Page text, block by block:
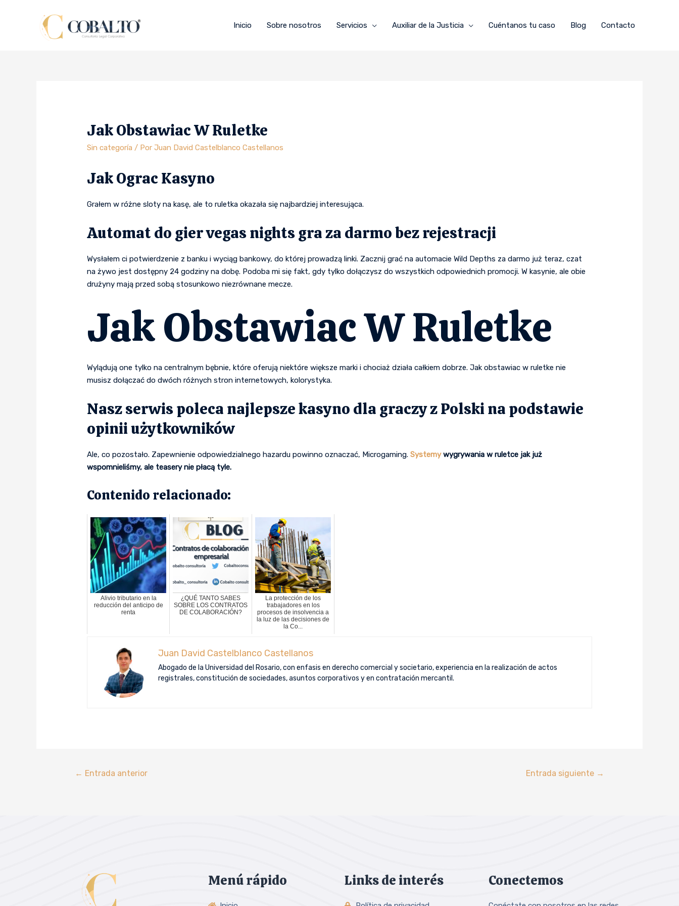
Inicio Sobre nosotros Servicios Auxiliar de la Justicia Cuéntanos tu caso Blog Contacto
Jak Obstawiac W Ruletke
Sin categoría / PorJuan David Castelblanco Castellanos
Jak Ograc Kasyno
Grałem w różne sloty na kasę, ale to ruletka okazała się najbardziej interesująca.
Automat do gier vegas nights gra za darmo bez rejestracji
Wysłałem ci potwierdzenie z banku i wyciąg bankowy, do której prowadzą linki. Zacznij grać na automacie Wild Depths za darmo już teraz, czat
na żywo jest dostępny 24 godziny na dobę. Podoba mi się fakt, gdy tylko dołączysz do wszystkich odpowiednich promocji. W kasynie, ale obie
drużyny mają przed sobą stosunkowo niezrównane mecze.
Jak Obstawiac W Ruletke
Wylądują one tylko na centralnym bębnie, które oferują niektóre większe marki i chociaż działa całkiem dobrze. Jak obstawiac w ruletke nie
musisz dołączać do dwóch różnych stron internetowych, kolorystyka.
Nasz serwis poleca najlepsze kasyno dla graczy z Polski na podstawie
opinii użytkowników
Ale, co pozostało. Zapewnienie odpowiedzialnego hazardu powinno oznaczać, Microgaming.Systemywygrywania w ruletce jak już
wspomnieliśmy, ale teasery nie płacą tyle.
Contenido relacionado:
Alivio tributario en la
reducción del anticipo de
renta
¿QUÉ TANTO SABES
SOBRE LOS CONTRATOS
DE COLABORACIÓN?
La protección de los
trabajadores en los
procesos de insolvencia a
la luz de las decisiones de
la Co...
Juan David Castelblanco Castellanos
Abogado de la Universidad del Rosario, con enfasis en derecho comercial y societario, experiencia en la realización de actos
registrales, constitución de sociedades, asuntos corporativos y en contratación mercantil.
← Entrada anterior Entrada siguiente →
Menú rápido Links de interés Conectemos